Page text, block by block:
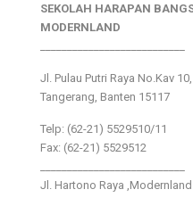
SEKOLAH HARAPAN
MODERNLAND
Jl. Pulau Putri Raya No.Kav
Tangerang, Banten 15117
Telp: (62-21) 5529510/11
Fax: (62-21) 5529512
Jl. Hartono Raya